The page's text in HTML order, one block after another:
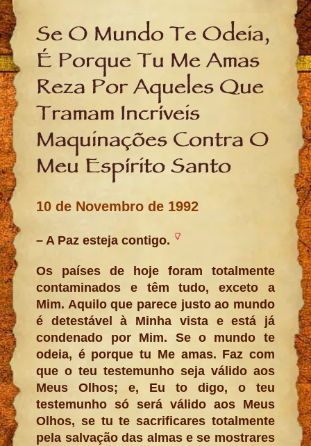
Se O Mundo Te Odeia,
É Porque Tu Me Amas
Reza Por Aqueles Que
Tramam Incríveis
Maquinações Contra O
Meu Espírito Santo
10 de Novembro de 1992
– A Paz esteja contigo.
Os países de hoje foram totalmente
contaminados e têm tudo, exceto a
Mim. Aquilo que parece justo ao mundo
é detestável à Minha vista e está já
condenado por Mim. Se o mundo te
odeia, é porque tu Me amas. Faz com
que o teu testemunho seja válido aos
Meus Olhos; e, Eu to digo, o teu
testemunho só será válido aos Meus
Olhos, se tu te sacrificares totalmente
pela salvação das almas e se mostrares